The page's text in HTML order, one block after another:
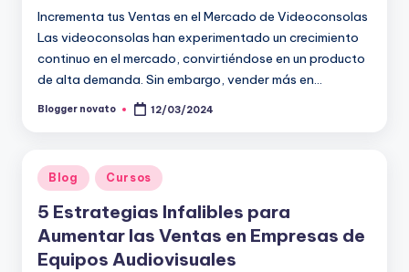
Incrementa tus Ventas en el Mercado de Videoconsolas
Las videoconsolas han experimentado un crecimiento
continuo en el mercado, convirtiéndose en un producto
de alta demanda. Sin embargo, vender más en…
Publicado
Blogger novato 12/03/2024
Publicado
en
Blog Cursos
5 Estrategias Infalibles para
Aumentar las Ventas en Empresas de
Equipos Audiovisuales